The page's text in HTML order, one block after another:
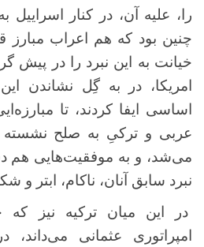
را، علیه آن، در کنار اسراییل
چنین بود که هم اعراب مبارز
خیانت به این نبرد را در پیش
امریکا، در به گِل نشاندن
اساسی ایفا کردند، تا
عربی و ترکیِ به صلح نشسته
می‌شد، و به موفقیت‌هایی هم
نبرد سابق آنان، ناکام، ابتر و
در این میان ترکیه نیز که
امپراتوری عثمانی